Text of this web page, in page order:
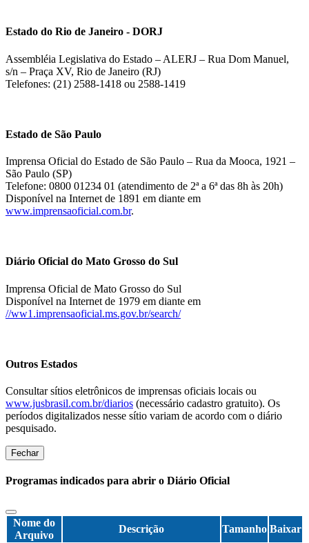
Estado do Rio de Janeiro - DORJ
Assembléia Legislativa do Estado – ALERJ – Rua Dom Manuel,
s/n – Praça XV, Rio de Janeiro (RJ)
Telefones: (21) 2588-1418 ou 2588-1419
Estado de São Paulo
Imprensa Oficial do Estado de São Paulo – Rua da Mooca, 1921 –
São Paulo (SP)
Telefone: 0800 01234 01 (atendimento de 2ª a 6ª das 8h às 20h)
Disponível na Internet de 1891 em diante em
www.imprensaoficial.com.br.
Diário Oficial do Mato Grosso do Sul
Imprensa Oficial de Mato Grosso do Sul
Disponível na Internet de 1979 em diante em
//ww1.imprensaoficial.ms.gov.br/search/
Outros Estados
Consultar sítios eletrônicos de imprensas oficiais locais ou
www.jusbrasil.com.br/diarios (necessário cadastro gratuito). Os
períodos digitalizados nesse sítio variam de acordo com o diário
pesquisado.
Fechar
Programas indicados para abrir o Diário Oficial
Nome do
Arquivo
Descrição Tamanho Baixar